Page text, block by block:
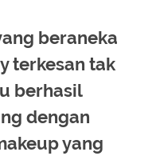
beraneka
terkesan tak
berhasil
dengan
yang